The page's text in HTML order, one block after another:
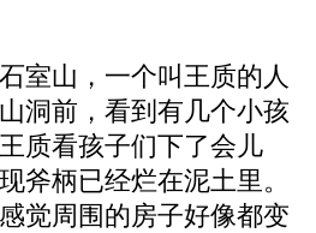
室山，一个叫王质的人
洞前，看到有几个小孩
质看孩子们下了会儿
斧柄已经烂在泥土里。
觉周围的房子好像都变